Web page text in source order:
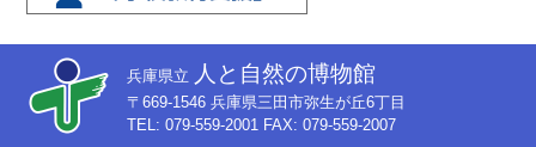
兵庫県立 人と自然の博物館
〒669-1546 兵庫県三田市弥生が丘6丁目
TEL: 079-559-2001 FAX: 079-559-2007